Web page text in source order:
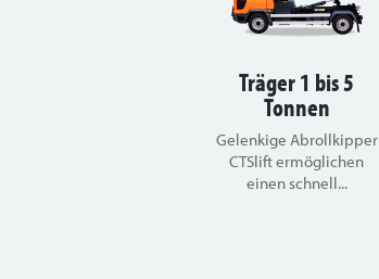
Träger 1 bis 5
Tonnen
Gelenkige Abrollkipper
CTSlift ermöglichen
einen schnell...